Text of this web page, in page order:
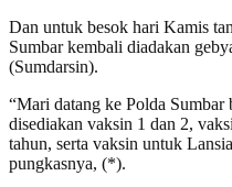
Dan untuk besok hari Kamis
Sumbar kembali diadakan
(Sumdarsin).
“Mari datang ke Polda
disediakan vaksin 1 dan 2,
tahun, serta vaksin untuk
pungkasnya, (*).